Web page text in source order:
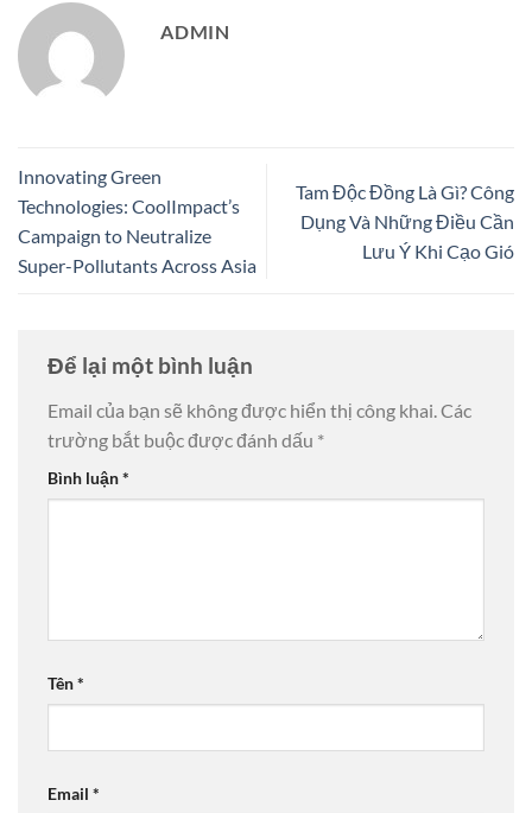
ADMIN
Innovating Green
Technologies: CoolImpact’s
Campaign to Neutralize
Super-Pollutants Across Asia
Tam Độc Đồng Là Gì? Công
Dụng Và Những Điều Cần
Lưu Ý Khi Cạo Gió
Để lại một bình luận
Email của bạn sẽ không được hiển thị công khai.Các
trường bắt buộc được đánh dấu *
Bình luận*
Tên*
Email *